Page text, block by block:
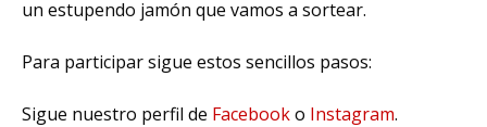
un estupendo jamón que vamos a sortear.
Para participar sigue estos sencillos pasos:
Sigue nuestro perfil de Facebooko Instagram.